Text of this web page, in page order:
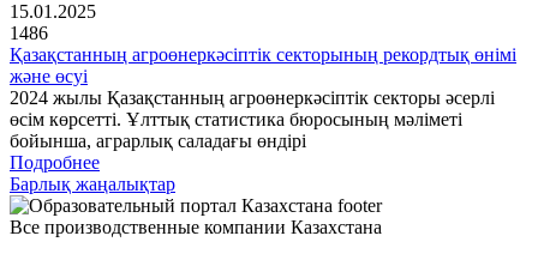
15.01.2025
1486
Қазақстанның агроөнеркәсіптік секторының рекордтық өнімі
және өсуі
2024 жылы Қазақстанның агроөнеркәсіптік секторы әсерлі
өсім көрсетті. Ұлттық статистика бюросының мәліметі
бойынша, аграрлық саладағы өндірі
Подробнее
Барлық жаңалықтар
Все производственные компании Казахстана